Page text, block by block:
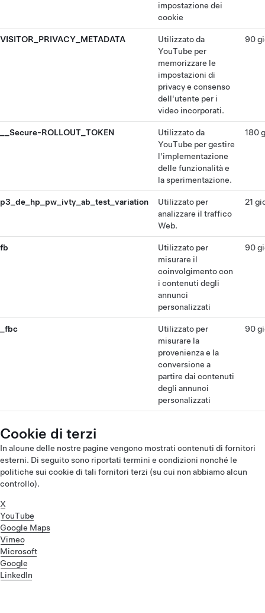
impostazione dei
cookie
VISITOR_PRIVACY_METADATA
Utilizzato da
YouTube per
memorizzare le
impostazioni di
privacy e consenso
dell'utente per i
video incorporati.
90
__Secure-ROLLOUT_TOKEN
Utilizzato da
YouTube per gestire
l'implementazione
delle funzionalità e
la sperimentazione.
180
p3_de_hp_pw_ivty_ab_test_variation
Utilizzato per
analizzare il traffico
Web.
21
fb
Utilizzato per
misurare il
coinvolgimento con
i contenuti degli
annunci
personalizzati
90
_fbc
Utilizzato per
misurare la
provenienza e la
conversione a
partire dai contenuti
degli annunci
personalizzati
90
Cookie di terzi
In alcune delle nostre pagine vengono mostrati contenuti di fornitori
esterni. Di seguito sono riportati termini e condizioni nonché le
politiche sui cookie di tali fornitori terzi (su cui non abbiamo alcun
controllo).
X
YouTube
Google Maps
Vimeo
Microsoft
Google
LinkedIn